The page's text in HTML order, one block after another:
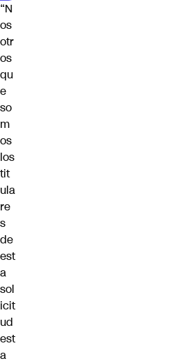
“N
os
otr
os
qu
e
so
m
os
los
tit
ula
re
s
de
est
a
sol
icit
ud
est
a